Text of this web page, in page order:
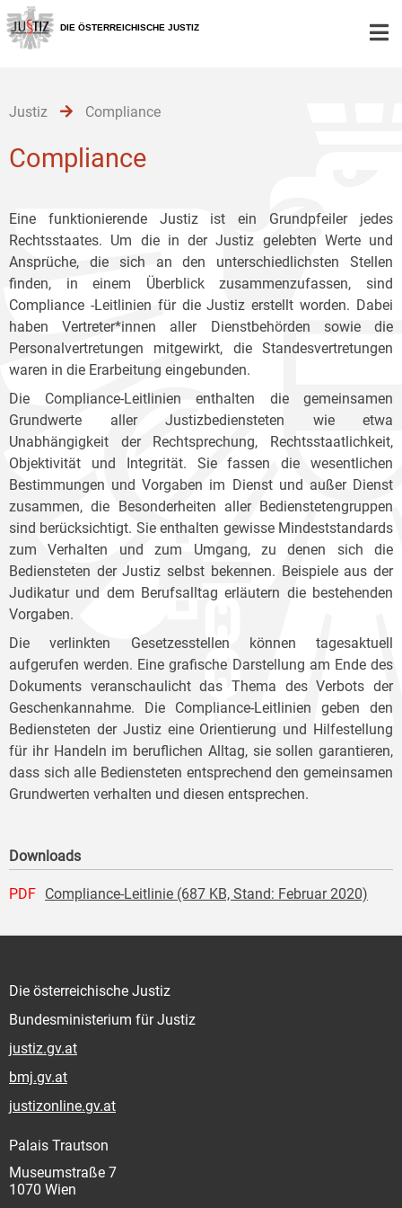
Zur
Hauptnavigation
[1]
Zum
Inhalt
[2]
Zum
Untermenü
[3]
DIE ÖSTERREICHISCHE JUSTIZ
Justiz Compliance
Compliance
Eine funktionierende Justiz ist ein Grundpfeiler jedes
Rechtsstaates. Um die in der Justiz gelebten Werte und
Ansprüche, die sich an den unterschiedlichsten Stellen
finden, in einem Überblick zusammenzufassen, sind
Compliance -Leitlinien für die Justiz erstellt worden. Dabei
haben Vertreter*innen aller Dienstbehörden sowie die
Personalvertretungen mitgewirkt, die Standesvertretungen
waren in die Erarbeitung eingebunden.
Die Compliance-Leitlinien enthalten die gemeinsamen
Grundwerte aller Justizbediensteten wie etwa
Unabhängigkeit der Rechtsprechung, Rechtsstaatlichkeit,
Objektivität und Integrität. Sie fassen die wesentlichen
Bestimmungen und Vorgaben im Dienst und außer Dienst
zusammen, die Besonderheiten aller Bedienstetengruppen
sind berücksichtigt. Sie enthalten gewisse Mindeststandards
zum Verhalten und zum Umgang, zu denen sich die
Bediensteten der Justiz selbst bekennen. Beispiele aus der
Judikatur und dem Berufsalltag erläutern die bestehenden
Vorgaben.
Die verlinkten Gesetzesstellen können tagesaktuell
aufgerufen werden. Eine grafische Darstellung am Ende des
Dokuments veranschaulicht das Thema des Verbots der
Geschenkannahme. Die Compliance-Leitlinien geben den
Bediensteten der Justiz eine Orientierung und Hilfestellung
für ihr Handeln im beruflichen Alltag, sie sollen garantieren,
dass sich alle Bediensteten entsprechend den gemeinsamen
Grundwerten verhalten und diesen entsprechen.
Downloads
PDF Compliance-Leitlinie (687 KB, Stand: Februar 2020)
Die österreichische Justiz
Bundesministerium für Justiz
justiz.gv.at
bmj.gv.at
justizonline.gv.at
Palais Trautson
Museumstraße 7
1070 Wien